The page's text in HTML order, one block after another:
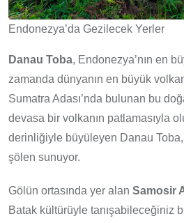
Endonezya’da Gezilecek Yerler
Danau Toba, Endonezya’nın en
zamanda dünyanın en büyük
Sumatra Adası’nda bulunan bu
devasa bir volkanın patlamasıyla
derinliğiyle büyüleyen Danau Toba,
şölen sunuyor.
Gölün ortasında yer alan Samosir
Batak kültürüyle tanışabileceğiniz